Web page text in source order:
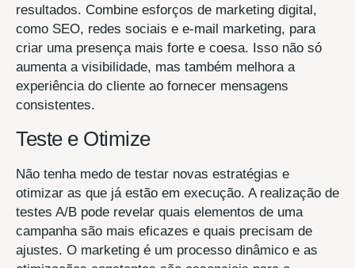
resultados. Combine esforços de marketing digital,
como SEO, redes sociais e e-mail marketing, para
criar uma presença mais forte e coesa. Isso não só
aumenta a visibilidade, mas também melhora a
experiência do cliente ao fornecer mensagens
consistentes.
Teste e Otimize
Não tenha medo de testar novas estratégias e
otimizar as que já estão em execução. A realização de
testes A/B pode revelar quais elementos de uma
campanha são mais eficazes e quais precisam de
ajustes. O marketing é um processo dinâmico e as